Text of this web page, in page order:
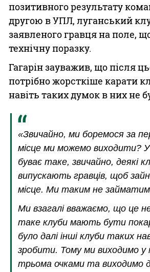
позитивного результату
другою в УПЛ, луганський
заявленого гравця на поле,
технічну поразку.
Гагарін зауважив, що після
потрібно жорсткіше карати
навіть таких думок в них не
«Звичайно, ми боремося за
місце ми можемо виходити?
буває таке, звичайно, деякі
випускають гравців, щоб
місце. Ми таким не
Ми взагалі вважаємо, що це
таке клуби мають бути
було далі інші клуби таких
зробити. Тому ми виходимо у
трьома очками та виходимо